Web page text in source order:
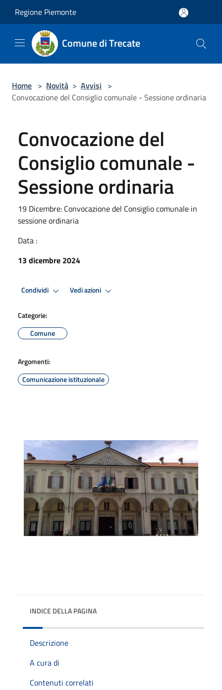
Regione Piemonte
Comune di Trecate
Home > Novità > Avvisi >
Convocazione del Consiglio comunale - Sessione ordinaria
Convocazione del
Consiglio comunale -
Sessione ordinaria
19 Dicembre: Convocazione del Consiglio comunale in
sessione ordinaria
Data :
13 dicembre 2024
Condividi Vedi azioni
Categorie:
Comune
Argomenti:
Comunicazione istituzionale
INDICE DELLA PAGINA
Descrizione
A cura di
Contenuti correlati